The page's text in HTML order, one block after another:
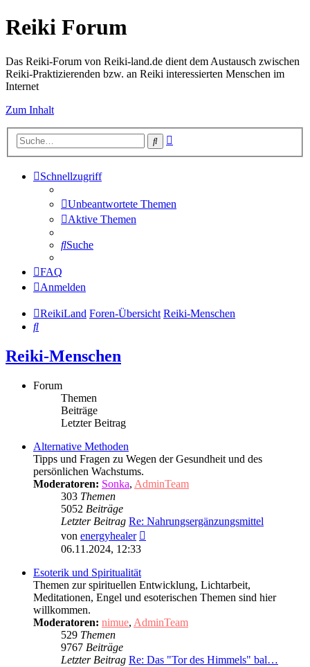
Reiki Forum
Das Reiki-Forum von Reiki-land.de dient dem Austausch zwischen
Reiki-Praktizierenden bzw. an Reiki interessierten Menschen im
Internet
Zum Inhalt
Suche
Schnellzugriff
Unbeantwortete Themen
Aktive Themen
Suche
FAQ
Anmelden
ReikiLand Foren-Übersicht Reiki-Menschen
Suche
Reiki-Menschen
Forum
Themen
Beiträge
Letzter Beitrag
Alternative Methoden
Tipps und Fragen zu Wegen der Gesundheit und des
persönlichen Wachstums.
Moderatoren: Sonka, AdminTeam
303 Themen
5052 Beiträge
Letzter Beitrag Re: Nahrungsergänzungsmittel
von energyhealer
06.11.2024, 12:33
Esoterik und Spiritualität
Themen zur spirituellen Entwicklung, Lichtarbeit,
Meditationen, Engel und esoterischen Themen sind hier
willkommen.
Moderatoren: nimue, AdminTeam
529 Themen
9767 Beiträge
Letzter Beitrag Re: Das "Tor des Himmels" bal…